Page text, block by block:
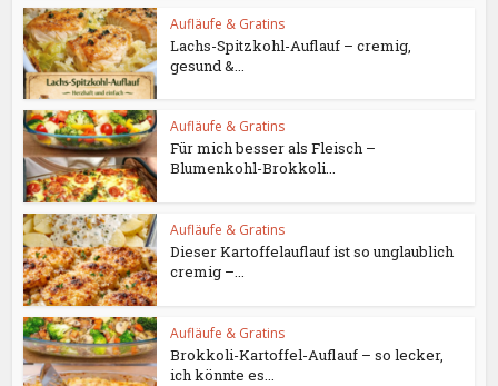
Aufläufe & Gratins
Lachs-Spitzkohl-Auflauf – cremig,
gesund &...
Aufläufe & Gratins
Für mich besser als Fleisch –
Blumenkohl-Brokkoli...
Aufläufe & Gratins
Dieser Kartoffelauflauf ist so unglaublich
cremig –...
Aufläufe & Gratins
Brokkoli-Kartoffel-Auflauf – so lecker,
ich könnte es...